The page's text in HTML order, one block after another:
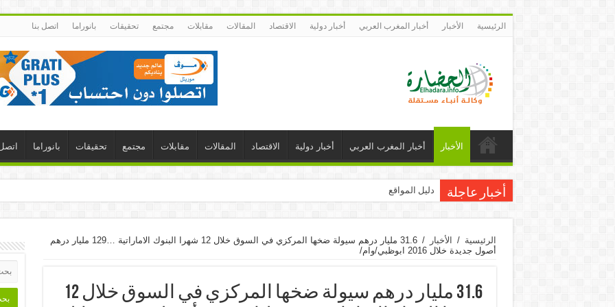
الرئيسية الأخبار أخبار المغرب العربي أخبار دولية الاقتصاد المقالات مقابلات مجتمع تحقيقات بانوراما اتصل بنا
الأخبار أخبار المغرب العربي أخبار دولية الاقتصاد المقالات مقابلات مجتمع تحقيقات بانوراما
أخبار عاجلة دليل المواقع
الرئيسية / الأخبار /
31.6 مليار درهم سيولة ضخها المركزي في السوق خلال 12 شهرا البنوك الاماراتية …129 مليار درهم
أصول جديدة خلال 2016 ابوظبي/وام/
31.6 مليار درهم سيولة ضخها المركزي في السوق خلال 12